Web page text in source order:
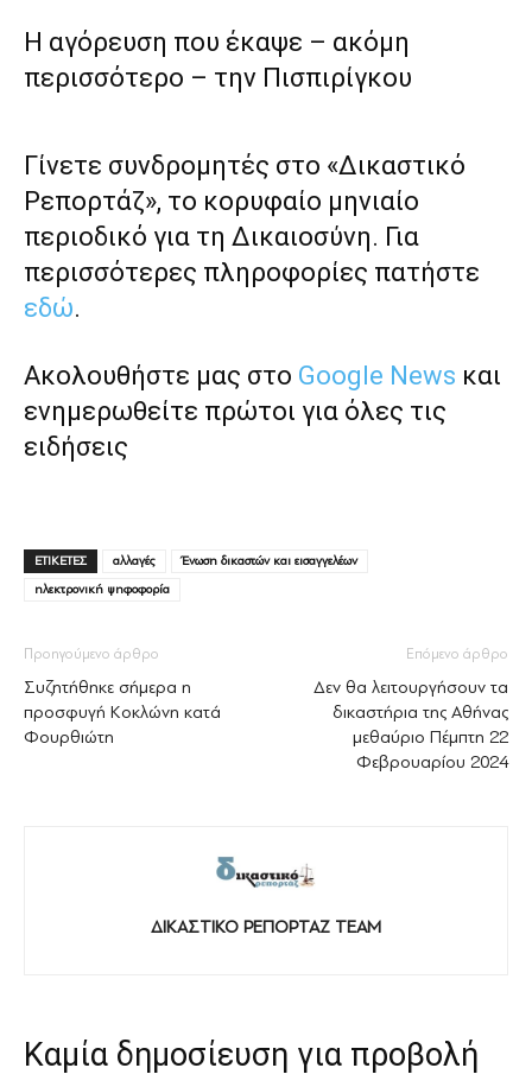
Η αγόρευση που έκαψε – ακόμη
περισσότερο – την Πισπιρίγκου
Γίνετε συνδρομητές στο «Δικαστικό
Ρεπορτάζ», το κορυφαίο μηνιαίο
περιοδικό για τη Δικαιοσύνη. Για
περισσότερες πληροφορίες πατήστε
εδώ.
Ακολουθήστε μας στο Google News και
ενημερωθείτε πρώτοι για όλες τις
ειδήσεις
ΕΤΙΚΕΤΕΣ αλλαγές
Ένωση δικαστών και εισαγγελέων
ηλεκτρονική ψηφοφορία
Προηγούμενο άρθρο
Συζητήθηκε σήμερα η
προσφυγή Κοκλώνη κατά
Φουρθιώτη
Επόμενο άρθρο
Δεν θα λειτουργήσουν τα
δικαστήρια της Αθήνας
μεθαύριο Πέμπτη 22
Φεβρουαρίου 2024
ΔΙΚΑΣΤΙΚΟ ΡΕΠΟΡΤΑΖ TEAM
Καμία δημοσίευση για προβολή